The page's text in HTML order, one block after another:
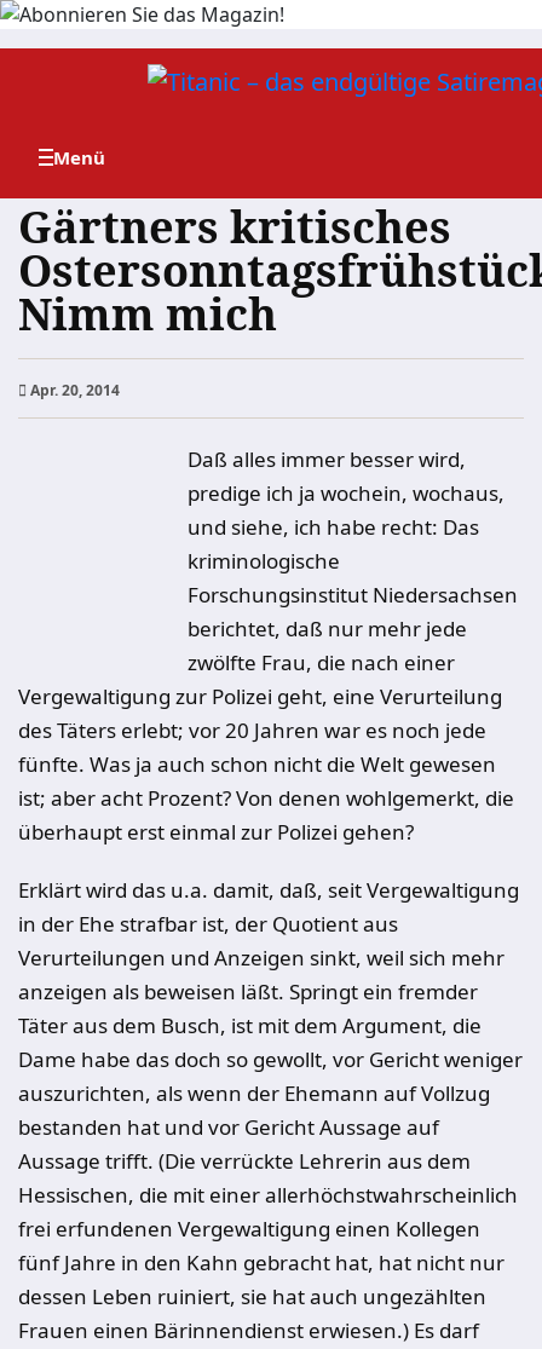
Zum
Gärtners kritisches
Nimm mich
Apr. 20, 2014
Daß alles immer besser wird,
predige ich ja wochein, wochaus,
und siehe, ich habe recht: Das
kriminologische
Forschungsinstitut Niedersachsen
berichtet, daß nur mehr jede
zwölfte Frau, die nach einer
Vergewaltigung zur Polizei geht, eine Verurteilung
des Täters erlebt; vor 20 Jahren war es noch jede
fünfte. Was ja auch schon nicht die Welt gewesen
ist; aber acht Prozent? Von denen wohlgemerkt, die
überhaupt erst einmal zur Polizei gehen?
Erklärt wird das u.a. damit, daß, seit Vergewaltigung
in der Ehe strafbar ist, der Quotient aus
Verurteilungen und Anzeigen sinkt, weil sich mehr
anzeigen als beweisen läßt. Springt ein fremder
Täter aus dem Busch, ist mit dem Argument, die
Dame habe das doch so gewollt, vor Gericht weniger
auszurichten, als wenn der Ehemann auf Vollzug
bestanden hat und vor Gericht Aussage auf
Aussage trifft. (Die verrückte Lehrerin aus dem
Hessischen, die mit einer allerhöchstwahrscheinlich
frei erfundenen Vergewaltigung einen Kollegen
fünf Jahre in den Kahn gebracht hat, hat nicht nur
dessen Leben ruiniert, sie hat auch ungezählten
Frauen einen Bärinnendienst erwiesen.) Es darf